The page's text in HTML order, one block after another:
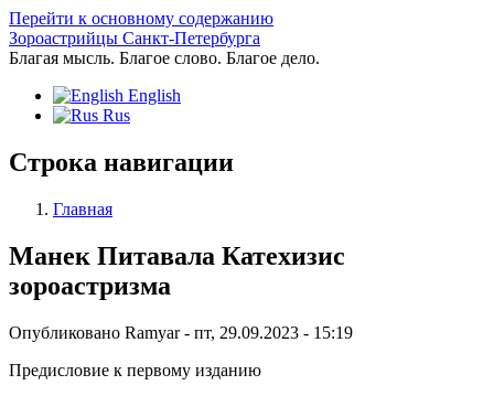
Перейти к основному содержанию
Зороастрийцы Санкт-Петербурга
Благая мысль. Благое слово. Благое дело.
English
Rus
Строка навигации
Главная
Манек Питавала Катехизис
зороастризма
Опубликовано Ramyar- пт, 29.09.2023 - 15:19
Предисловие к первому изданию